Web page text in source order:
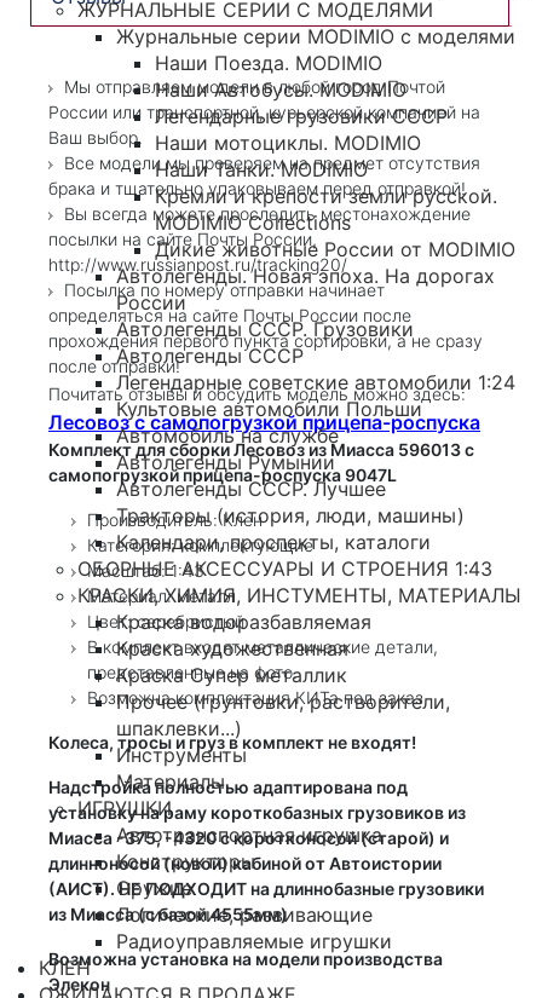
ЖУРНАЛЬНЫЕ СЕРИИ С МОДЕЛЯМИ
Журнальные серии MODIMIO с моделями
Наши Поезда. MODIMIO
Наши Автобусы. MODIMIO
Легендарные грузовики СССР
Наши мотоциклы. MODIMIO
Наши Танки. MODIMIO
Кремли и крепости земли русской.
MODIMIO Collections
Дикие животные России от MODIMIO
Автолегенды. Новая эпоха. На дорогах
России
Автолегенды СССР. Грузовики
Автолегенды СССР
Легендарные советские автомобили 1:24
Культовые автомобили Польши
Автомобиль на службе
Автолегенды Румынии
Автолегенды СССР. Лучшее
Тракторы (история, люди, машины)
Календари, проспекты, каталоги
СБОРНЫЕ АКСЕССУАРЫ И СТРОЕНИЯ 1:43
КРАСКИ, ХИМИЯ, ИНСТУМЕНТЫ, МАТЕРИАЛЫ
Краска водоразбавляемая
Краска художественная
Краска Супер металлик
Прочее (грунтовки, растворители,
шпаклевки...)
Инструменты
Материалы
ИГРУШКИ
Автотранспортная игрушка
Конструкторы
Оружие
Логические, развивающие
Радиоуправляемые игрушки
КЛЕН
Мы отправляем модели в любой город Почтой
России или транспортной, курьерской компанией на
Ваш выбор.
Все модели мы проверяем на предмет отсутствия
брака и тщательно упаковываем перед отправкой!
Вы всегда можете проследить местонахождение
посылки на сайте Почты России,
http://www.russianpost.ru/tracking20/
Посылка по номеру отправки начинает
определяться на сайте Почты России после
прохождения первого пункта сортировки, а не сразу
после отправки!
Почитать отзывы и обсудить модель можно здесь:
Лесовоз с самопогрузкой прицепа-роспуска
Комплект для сборки Лесовоз из Миасса 596013 с
самопогрузкой прицепа-роспуска 9047L
Производитель: Клен
Категория: комплектующие
Масштаб: 1:43
Материал: металл
Цвет: серебристый
В комплект входят металлические детали,
представленные на фото.
Возможна комплектация КИТа под заказ
Колеса, тросы и груз в комплект не входят!
Надстройка полностью адаптирована под
установку на раму короткобазных грузовиков из
Миасса -375, -4320 с коротконосой (старой) и
длинноносой (новой) кабиной от Автоистории
(АИСТ). НЕ ПОДХОДИТ на длиннобазные грузовики
из Миасса (с базой 4555мм)
Возможна установка на модели производства
Элекон